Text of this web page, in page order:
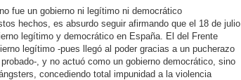
fue un gobierno ni legítimo ni democrático
hechos, es absurdo seguir afirmando que el 18 de julio
legítimo y democrático en España. El del Frente
legítimo -pues llegó al poder gracias a un pucherazo
, y no actuó como un gobierno democrático, sino
concediendo total impunidad a la violencia